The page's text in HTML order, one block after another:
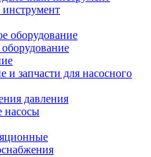
оборудование
запчасти для насосного
давления
насосы